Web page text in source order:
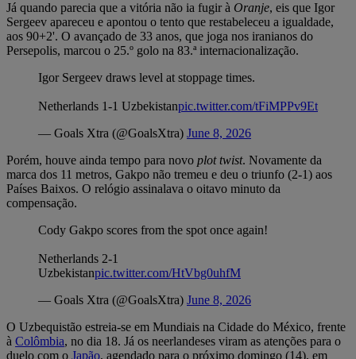
Já quando parecia que a vitória não ia fugir à Oranje, eis que Igor
Sergeev apareceu e apontou o tento que restabeleceu a igualdade,
aos 90+2'. O avançado de 33 anos, que joga nos iranianos do
Persepolis, marcou o 25.º golo na 83.ª internacionalização.
Igor Sergeev draws level at stoppage times.
Netherlands 1-1 Uzbekistanpic.twitter.com/tFiMPPv9Et
— Goals Xtra (@GoalsXtra) June 8, 2026
Porém, houve ainda tempo para novo plot twist. Novamente da
marca dos 11 metros, Gakpo não tremeu e deu o triunfo (2-1) aos
Países Baixos. O relógio assinalava o oitavo minuto da
compensação.
Cody Gakpo scores from the spot once again!
Netherlands 2-1
Uzbekistanpic.twitter.com/HtVbg0uhfM
— Goals Xtra (@GoalsXtra) June 8, 2026
O Uzbequistão estreia-se em Mundiais na Cidade do México, frente
à Colômbia, no dia 18. Já os neerlandeses viram as atenções para o
duelo com o Japão, agendado para o próximo domingo (14), em